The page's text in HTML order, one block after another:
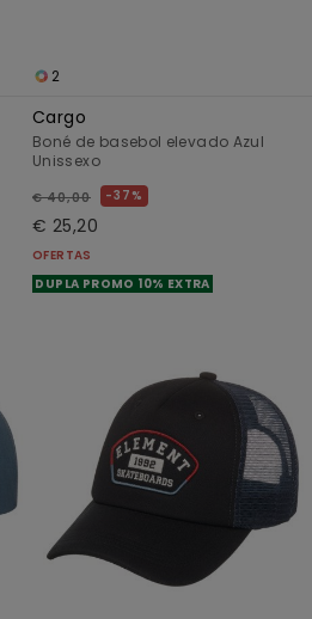
2
Cargo
Boné de basebol elevado Azul
Unissexo
€ 40,00 37%
€ 25,20
OFERTAS
DUPLA PROMO 10% EXTRA